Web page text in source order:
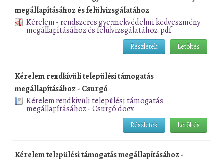
megállapításához és felülvizsgálatához
Kérelem - rendszeres gyermekvédelmi kedveszmény
megállapításához és felülvizsgálatához.pdf
Letöltés
Részletek
Kérelem rendkívüli települési támogatás
megállapításához - Csurgó
Kérelem rendkívüli települési támogatás
megállapításához - Csurgó.docx
Letöltés
Részletek
Kérelem települési támogatás megállapításához -